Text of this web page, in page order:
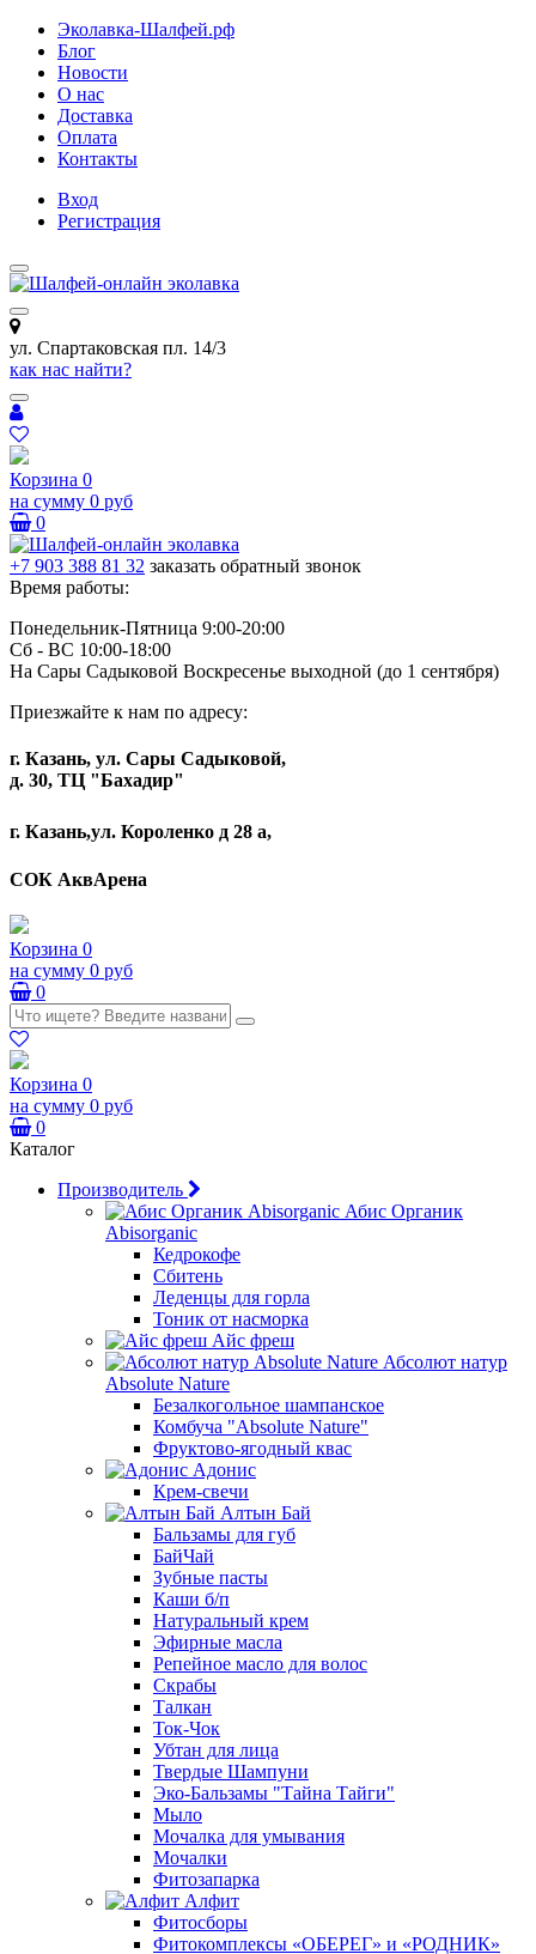
Эколавка-Шалфей.рф
Блог
Новости
О нас
Доставка
Оплата
Контакты
Вход
Регистрация
ул. Спартаковская пл. 14/3
как нас найти?
Корзина 0
на сумму 0 руб
0
+7 903 388 81 32 заказать обратный звонок
Время работы:
Понедельник-Пятница 9:00-20:00
Сб - ВС 10:00-18:00
На Сары Садыковой Воскресенье выходной (до 1 сентября)
Приезжайте к нам по адресу:
г. Казань, ул. Сары Садыковой,
д. 30, ТЦ "Бахадир"
г. Казань,ул. Короленко д 28 а,
СОК АквАрена
Корзина 0
на сумму 0 руб
0
Корзина 0
на сумму 0 руб
0
Каталог
Производитель
Абис Органик
Abisorganic
Кедрокофе
Сбитень
Леденцы для горла
Тоник от насморка
Айс фреш
Абсолют натур
Absolute Nature
Безалкогольное шампанское
Комбуча "Absolute Nature"
Фруктово-ягодный квас
Адонис
Крем-свечи
Алтын Бай
Бальзамы для губ
БайЧай
Зубные пасты
Каши б/п
Натуральный крем
Эфирные масла
Репейное масло для волос
Скрабы
Талкан
Ток-Чок
Убтан для лица
Твердые Шампуни
Эко-Бальзамы "Тайна Тайги"
Мыло
Мочалка для умывания
Мочалки
Фитозапарка
Алфит
Фитосборы
Фитокомплексы «ОБЕРЕГ» и «РОДНИК»